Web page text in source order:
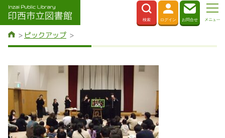
ピックアップ